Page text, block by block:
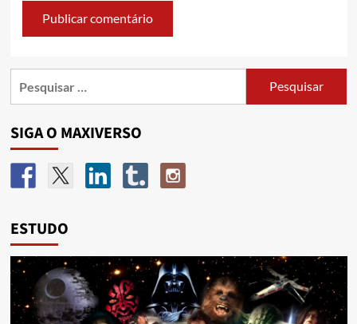
SIGA O MAXIVERSO
ESTUDO